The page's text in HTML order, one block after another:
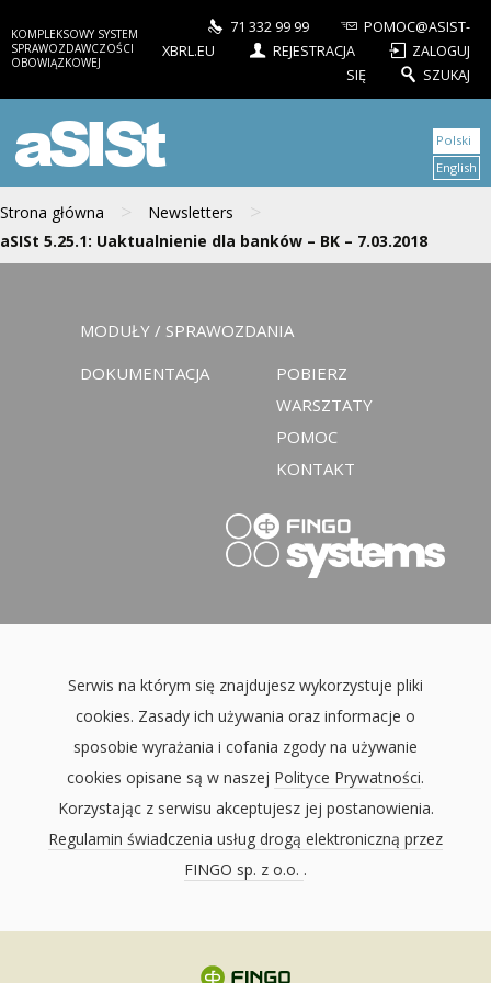
KOMPLEKSOWY SYSTEM
SPRAWOZDAWCZOŚCI
OBOWIĄZKOWEJ
71 332 99 99
POMOC@ASIST-
XBRL.EU
REJESTRACJA
ZALOGUJ
SIĘ
SZUKAJ
aSISt
Strona główna > Newsletters >
aSISt 5.25.1: Uaktualnienie dla banków – BK – 7.03.2018
Polski
English
MODUŁY / SPRAWOZDANIA
DOKUMENTACJA
POBIERZ
WARSZTATY
POMOC
KONTAKT
Serwis na którym się znajdujesz wykorzystuje pliki
cookies. Zasady ich używania oraz informacje o
sposobie wyrażania i cofania zgody na używanie
cookies opisane są w naszej Polityce Prywatności.
Korzystając z serwisu akceptujesz jej postanowienia.
Regulamin świadczenia usług drogą elektroniczną przez
FINGO sp. z o.o. .